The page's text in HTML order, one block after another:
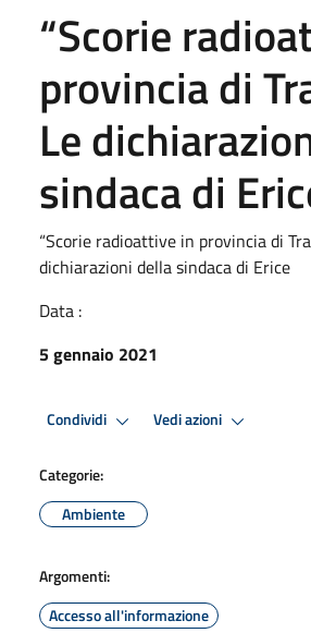
“Scorie
provincia di
Le
sindaca di
“Scorie radioattive in provincia di
dichiarazioni della sindaca di Erice
Data :
5 gennaio 2021
Condividi Vedi azioni
Categorie:
Ambiente
Argomenti:
Accesso all'informazione